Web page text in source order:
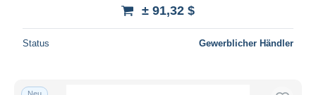
± 91,32 $
Status Gewerblicher Händler